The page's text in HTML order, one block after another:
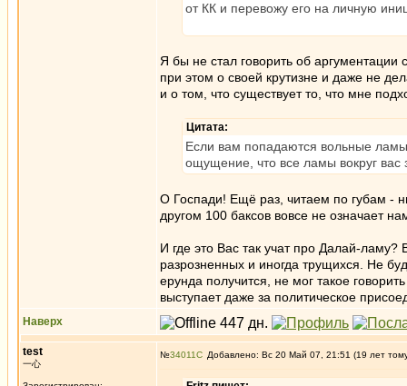
от КК и перевожу его на личную
Я бы не стал говорить об
при этом о своей крутизне и даже не
и о том, что существует то, что мне
Цитата:
Если вам попадаются вольные
ощущение, что все ламы вокруг
О Госпади! Ещё раз, читаем по губам -
другом 100 баксов вовсе не означает
И где это Вас так учат про Далай-
разрозненных и иногда трущихся. Не
ерунда получится, не мог такое
выступает даже за политическое
Наверх
test
一心
№34011 Добавлено: Вс 20 Май 07, 21:51 (19 лет